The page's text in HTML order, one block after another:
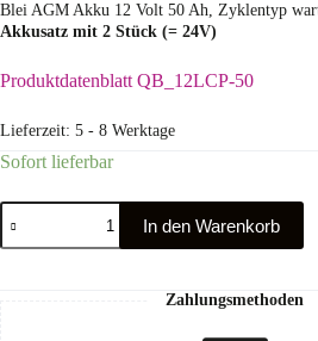
Blei AGM Akku 12 Volt 50 Ah, Zyklentyp
Akkusatz mit 2 Stück (= 24V)
Produktdatenblatt QB_12LCP-50
Lieferzeit: 5 - 8 Werktage
Sofort lieferbar
In den Warenkorb
Zahlungsmethoden